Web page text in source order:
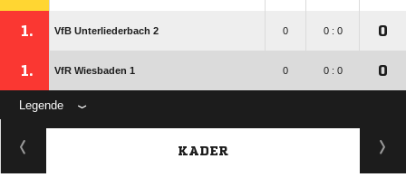
1. VfB Unterliederbach 2 0 0 : 0 0
1. VfR Wiesbaden 1 0 0 : 0 0
Legende
KADER